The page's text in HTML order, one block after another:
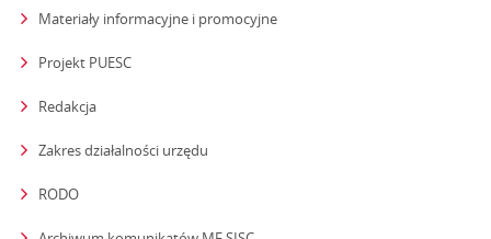
Materiały informacyjne i promocyjne
Projekt PUESC
Redakcja
Zakres działalności urzędu
RODO